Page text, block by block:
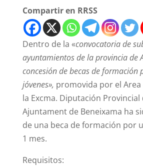
Compartir en RRSS
Dentro de la «convocatoria de
ayuntamientos de la provincia de
concesión de becas de formación
jóvenes», promovida por el Area
la Excma. Diputación Provincial
Ajuntament de Beneixama ha
de una beca de formación por
1 mes.
Requisitos: